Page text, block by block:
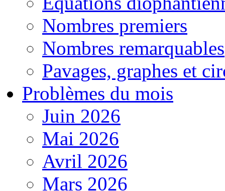
Nombres premiers
Nombres remarquables
Pavages, graphes et
Problèmes du mois
Juin 2026
Mai 2026
Avril 2026
Mars 2026